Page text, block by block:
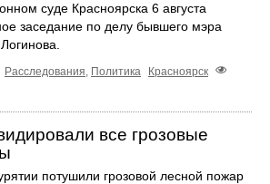
суде Красноярска 6 августа
заседание по делу бывшего мэра
Расследования Политика
Красноярск
все грозовые
потушили грозовой лесной пожар